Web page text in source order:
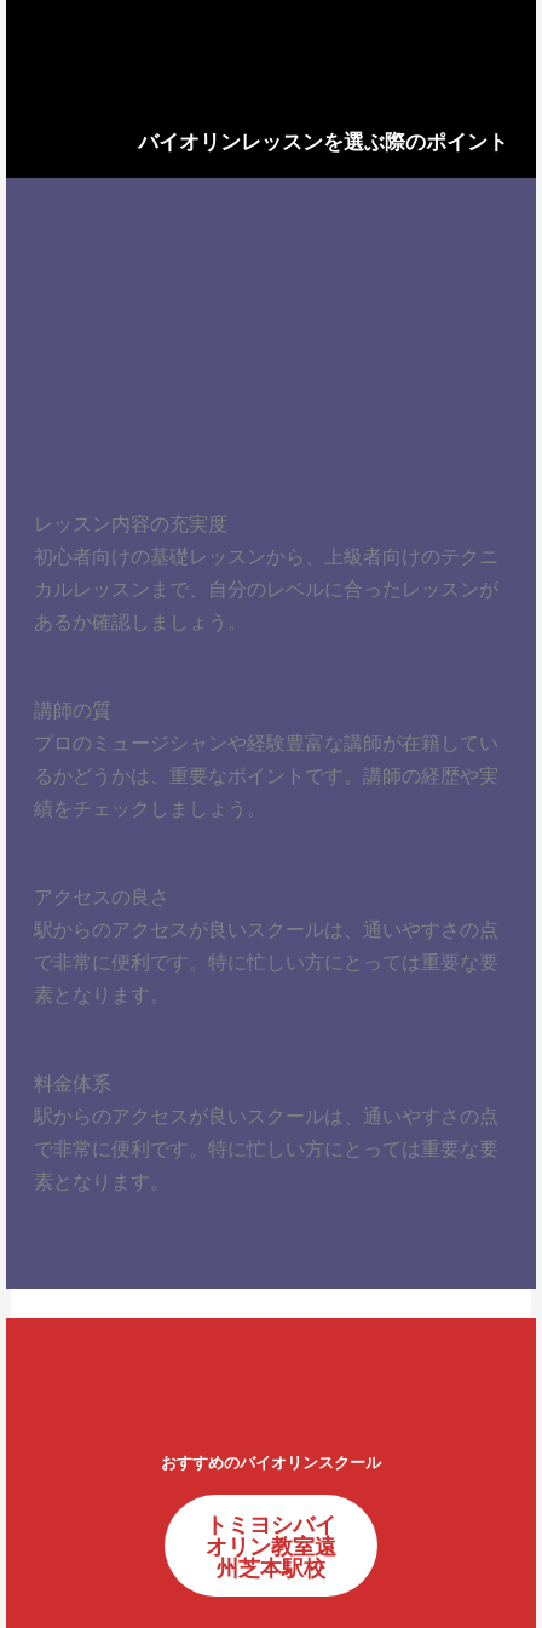
バイオリンレッスンを選ぶ際のポイント
レッスン内容の充実度
初心者向けの基礎レッスンから、上級者向けのテクニ
カルレッスンまで、自分のレベルに合ったレッスンが
あるか確認しましょう。
講師の質
プロのミュージシャンや経験豊富な講師が在籍してい
るかどうかは、重要なポイントです。講師の経歴や実
績をチェックしましょう。
アクセスの良さ
駅からのアクセスが良いスクールは、通いやすさの点
で非常に便利です。特に忙しい方にとっては重要な要
素となります。
料金体系
駅からのアクセスが良いスクールは、通いやすさの点
で非常に便利です。特に忙しい方にとっては重要な要
素となります。
おすすめのバイオリンスクール
トミヨシバイ
オリン教室遠
州芝本駅校